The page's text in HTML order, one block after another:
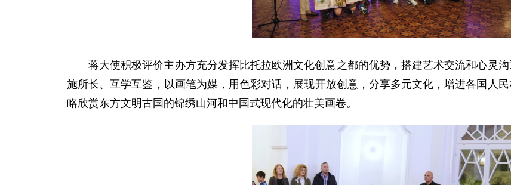
蒋大使积极评价主办方充分发挥比托拉欧洲文化创意之都的优势，搭建艺术交流和心灵
施所长、互学互鉴，以画笔为媒，用色彩对话，展现开放创意，分享多元文化，增进各国人
略欣赏东方文明古国的锦绣山河和中国式现代化的壮美画卷。